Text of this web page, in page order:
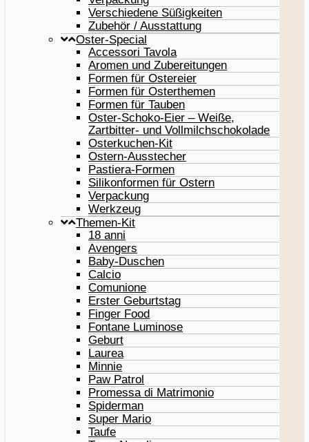
Verschiedene Süßigkeiten
Zubehör / Ausstattung
Oster-Special
Accessori Tavola
Aromen und Zubereitungen
Formen für Ostereier
Formen für Osterthemen
Formen für Tauben
Oster-Schoko-Eier – Weiße,
Zartbitter- und Vollmilchschokolade
Osterkuchen-Kit
Ostern-Ausstecher
Pastiera-Formen
Silikonformen für Ostern
Verpackung
Werkzeug
Themen-Kit
18 anni
Avengers
Baby-Duschen
Calcio
Comunione
Erster Geburtstag
Finger Food
Fontane Luminose
Geburt
Laurea
Minnie
Paw Patrol
Promessa di Matrimonio
Spiderman
Super Mario
Taufe